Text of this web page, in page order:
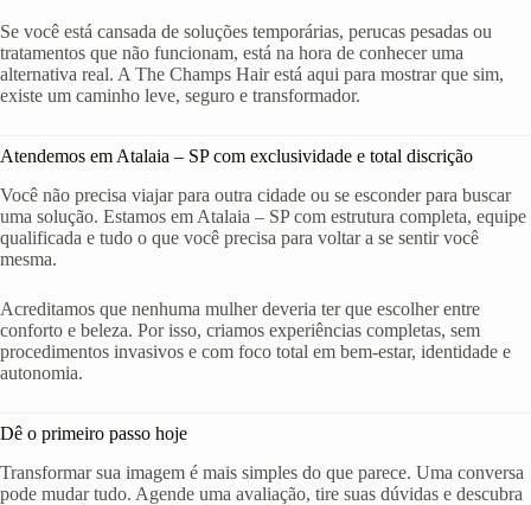
Se você está cansada de soluções temporárias, perucas pesadas ou
tratamentos que não funcionam, está na hora de conhecer uma
alternativa real. A The Champs Hair está aqui para mostrar que sim,
existe um caminho leve, seguro e transformador.
Atendemos em Atalaia – SP com exclusividade e total discrição
Você não precisa viajar para outra cidade ou se esconder para buscar
uma solução. Estamos em Atalaia – SP com estrutura completa, equipe
qualificada e tudo o que você precisa para voltar a se sentir você
mesma.
Acreditamos que nenhuma mulher deveria ter que escolher entre
conforto e beleza. Por isso, criamos experiências completas, sem
procedimentos invasivos e com foco total em bem-estar, identidade e
autonomia.
Dê o primeiro passo hoje
Transformar sua imagem é mais simples do que parece. Uma conversa
pode mudar tudo. Agende uma avaliação, tire suas dúvidas e descubra